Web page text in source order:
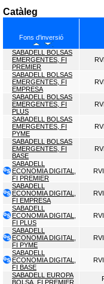
Catàleg
Fons d'inversió
SABADELL BOLSAS
EMERGENTES, FI
PREMIER
SABADELL BOLSAS
EMERGENTES, FI
EMPRESA
SABADELL BOLSAS
EMERGENTES, FI
PLUS
SABADELL BOLSAS
EMERGENTES, FI
PYME
SABADELL BOLSAS
EMERGENTES, FI
BASE
SABADELL
ECONOMIA DIGITAL,
FI PREMIER
SABADELL
ECONOMIA DIGITAL,
FI EMPRESA
SABADELL
ECONOMIA DIGITAL,
FI PLUS
SABADELL
ECONOMIA DIGITAL,
FI PYME
SABADELL
ECONOMIA DIGITAL,
FI BASE
SABADELL EUROPA
BOLSA, FI PREMIER